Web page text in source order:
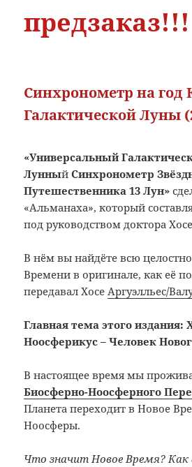
предзаказ!!!
Синхронометр на год
Галактической Луны
«Универсальный
ЛунныйСинхронометр
Путешественника 13 Лун»
«Альманаха», который
под руководством доктора
В нём вы найдёте всю
Времени в оригинале, как её
передавал ХосеАргуэлльес/
Главная тема этого издания:
Ноосферикус – Человек
В настоящее время мы
Биосферно-Ноосферного
Планета переходит в Новое
Ноосферы.
Что значит Новое Время? Как